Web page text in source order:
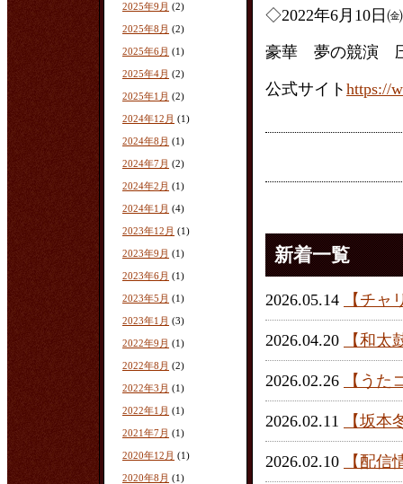
2025年9月 (2)
2025年8月 (2)
2025年6月 (1)
2025年4月 (2)
2025年1月 (2)
2024年12月 (1)
2024年8月 (1)
2024年7月 (2)
2024年2月 (1)
2024年1月 (4)
2023年12月 (1)
2023年9月 (1)
2023年6月 (1)
2023年5月 (1)
2023年1月 (3)
2022年9月 (1)
2022年8月 (2)
2022年3月 (1)
2022年1月 (1)
2021年7月 (1)
2020年12月 (1)
2020年8月 (1)
◇2022年6月10日
豪華 夢の競演
公式サイト https://
新着一覧
2026.05.14 【チ
2026.04.20 【和太
2026.02.26 【うた
2026.02.11 【坂本
2026.02.10 【配信